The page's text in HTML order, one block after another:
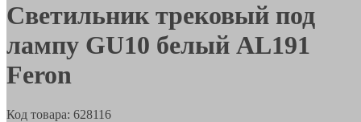
Светильник трековый под
лампу GU10 белый AL191
Feron
Код товара: 628116